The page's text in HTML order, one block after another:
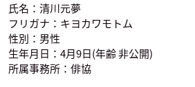
氏名：清川元夢
フリガナ：キヨカワモトム
性別：男性
生年月日：4月9日(年齢 非公開)
所属事務所：俳協